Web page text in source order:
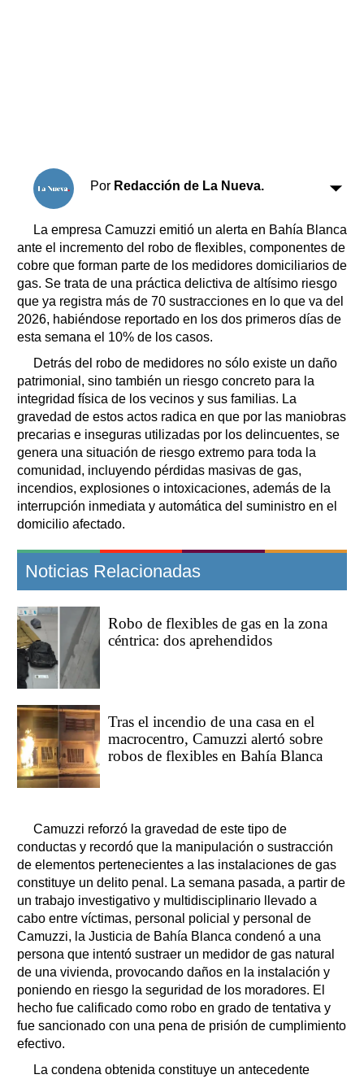
Por Redacción de La Nueva.
La empresa Camuzzi emitió un alerta en Bahía Blanca
ante el incremento del robo de flexibles, componentes de
cobre que forman parte de los medidores domiciliarios de
gas. Se trata de una práctica delictiva de altísimo riesgo
que ya registra más de 70 sustracciones en lo que va del
2026, habiéndose reportado en los dos primeros días de
esta semana el 10% de los casos.
Detrás del robo de medidores no sólo existe un daño
patrimonial, sino también un riesgo concreto para la
integridad física de los vecinos y sus familias. La
gravedad de estos actos radica en que por las maniobras
precarias e inseguras utilizadas por los delincuentes, se
genera una situación de riesgo extremo para toda la
comunidad, incluyendo pérdidas masivas de gas,
incendios, explosiones o intoxicaciones, además de la
interrupción inmediata y automática del suministro en el
domicilio afectado.
Noticias Relacionadas
Robo de flexibles de gas en la zona
céntrica: dos aprehendidos
Tras el incendio de una casa en el
macrocentro, Camuzzi alertó sobre
robos de flexibles en Bahía Blanca
Camuzzi reforzó la gravedad de este tipo de
conductas y recordó que la manipulación o sustracción
de elementos pertenecientes a las instalaciones de gas
constituye un delito penal. La semana pasada, a partir de
un trabajo investigativo y multidisciplinario llevado a
cabo entre víctimas, personal policial y personal de
Camuzzi, la Justicia de Bahía Blanca condenó a una
persona que intentó sustraer un medidor de gas natural
de una vivienda, provocando daños en la instalación y
poniendo en riesgo la seguridad de los moradores. El
hecho fue calificado como robo en grado de tentativa y
fue sancionado con una pena de prisión de cumplimiento
efectivo.
La condena obtenida constituye un antecedente